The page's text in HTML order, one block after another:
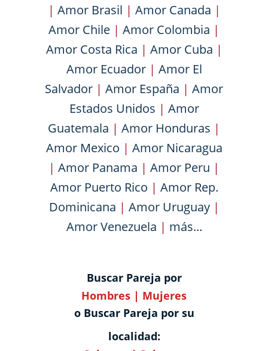
| Amor Brasil | Amor Canada |
Amor Chile | Amor Colombia |
Amor Costa Rica | Amor Cuba |
Amor Ecuador| Amor El
Salvador | Amor España | Amor
Estados Unidos | Amor
Guatemala | Amor Honduras |
Amor Mexico | Amor Nicaragua
| Amor Panama | Amor Peru |
Amor Puerto Rico | Amor Rep.
Dominicana | Amor Uruguay|
Amor Venezuela | más...
Buscar Pareja por
Hombres | Mujeres
o Buscar Pareja por su
localidad: